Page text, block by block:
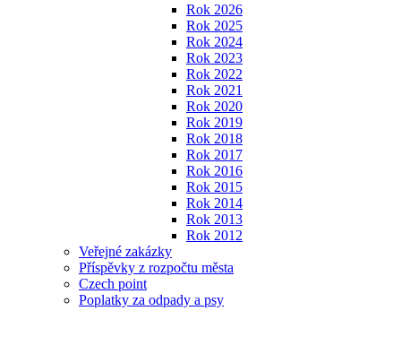
Rok 2026
Rok 2025
Rok 2024
Rok 2023
Rok 2022
Rok 2021
Rok 2020
Rok 2019
Rok 2018
Rok 2017
Rok 2016
Rok 2015
Rok 2014
Rok 2013
Rok 2012
Veřejné zakázky
Příspěvky z rozpočtu města
Czech point
Poplatky za odpady a psy